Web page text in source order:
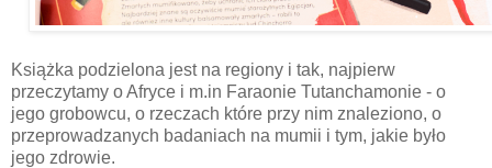
Książka podzielona jest na regiony i tak, najpierw
przeczytamy o Afryce i m.in Faraonie Tutanchamonie - o
jego grobowcu, o rzeczach które przy nim znaleziono, o
przeprowadzanych badaniach na mumii i tym, jakie było
jego zdrowie.